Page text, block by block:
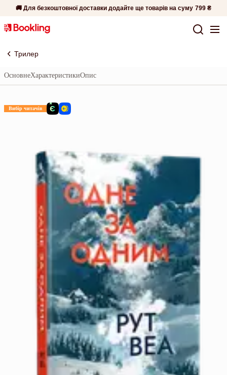
🚚 Для безкоштовної доставки додайте ще товарів на суму 799 ₴
Трилер
ОсновнеХарактеристикиОпис
Вибір читачів